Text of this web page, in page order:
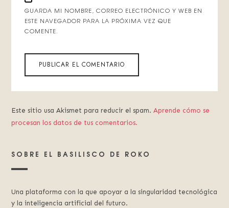
GUARDA MI NOMBRE, CORREO ELECTRÓNICO Y WEB EN
ESTE NAVEGADOR PARA LA PRÓXIMA VEZ QUE
COMENTE.
Este sitio usa Akismet para reducir el spam.Aprende cómo se
procesan los datos de tus comentarios.
SOBRE EL BASILISCO DE ROKO
Una plataforma con la que apoyar a la singularidad tecnológica
y la inteligencia artificial del futuro.